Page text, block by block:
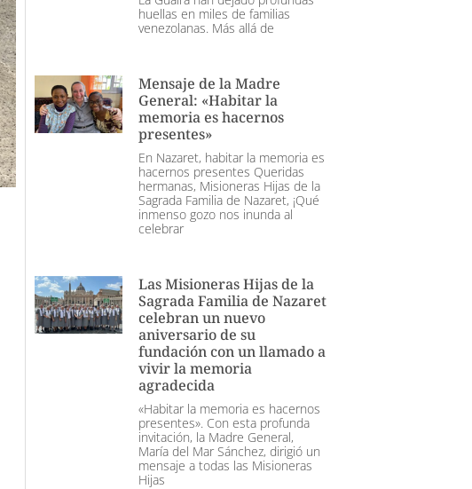
huellas en miles de familias
venezolanas. Más allá de
Mensaje de la Madre
General: «Habitar la
memoria es hacernos
presentes»
En Nazaret, habitar la memoria es
hacernos presentes Queridas
hermanas, Misioneras Hijas de la
Sagrada Familia de Nazaret, ¡Qué
inmenso gozo nos inunda al
celebrar
Las Misioneras Hijas de la
Sagrada Familia de Nazaret
celebran un nuevo
aniversario de su
fundación con un llamado a
vivir la memoria
agradecida
«Habitar la memoria es hacernos
presentes». Con esta profunda
invitación, la Madre General,
María del Mar Sánchez, dirigió un
mensaje a todas las Misioneras
Hijas